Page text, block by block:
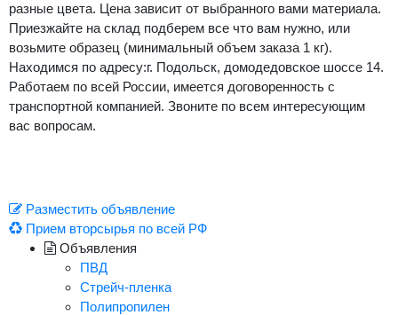
разные цвета. Цена зависит от выбранного вами материала.
Приезжайте на склад подберем все что вам нужно, или
возьмите образец (минимальный объем заказа 1 кг).
Находимся по адресу:г. Подольск, домодедовское шоссе 14.
Работаем по всей России, имеется договоренность с
транспортной компанией. Звоните по всем интересующим
вас вопросам.
Разместить объявление
Прием вторсырья по всей РФ
Объявления
ПВД
Стрейч-пленка
Полипропилен